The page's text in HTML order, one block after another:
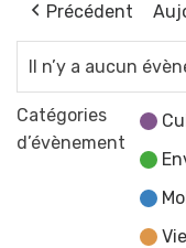
Précédent
Il n’y a aucun
Catégories
d’évènement